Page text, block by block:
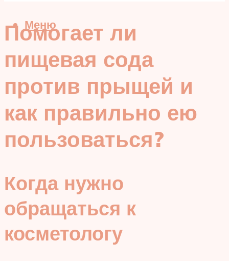
Меню
Помогает ли
пищевая сода
против прыщей и
как правильно ею
пользоваться?
Когда нужно
обращаться к
косметологу